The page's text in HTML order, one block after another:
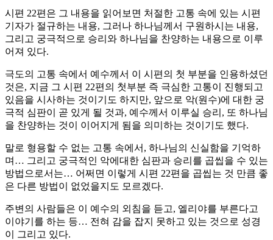
시편 22편은 그 내용을 읽어보면 처절한 고통 속에 있는 시편
기자가 절규하는 내용, 그러나 하나님께서 구원하시는 내용,
그리고 궁극적으로 승리와 하나님을 찬양하는 내용으로 이루
어져 있다.
극도의 고통 속에서 예수께서 이 시편의 첫 부분을 인용하셨던
것은, 지금 그 시편 22편의 첫부분 즉 극심한 고통이 진행되고
있음을 시사하는 것이기도 하지만, 앞으로 악(원수)에 대한 궁
극적 심판이 곧 있게 될 것과, 예수께서 이루실 승리, 또 하나님
을 찬양하는 것이 이어지게 됨을 의미하는 것이기도 했다.
말로 형용할 수 없는 고통 속에서, 하나님의 신실함을 기억하
며… 그리고 궁극적인 악에대한 심판과 승리를 곱씹을 수 있는
방법으로서는… 어쩌면 이렇게 시편 22편을 곱씹는 것 만큼 좋
은 다른 방법이 없었을지도 모르겠다.
주변의 사람들은 이 예수의 외침을 듣고, 엘리야를 부른다고
이야기를 하는 등… 전혀 감을 잡지 못하고 있는 것으로 성경
이 그리고 있다.